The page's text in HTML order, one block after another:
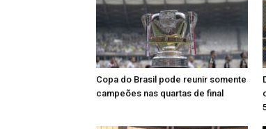
Copa do Brasil pode reunir somente
campeões nas quartas de final